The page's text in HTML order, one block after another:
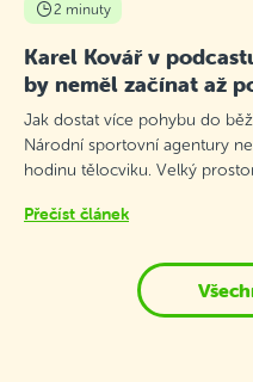
2 minuty
Karel Kovář v
by neměl začínat až
Jak dostat více pohybu do
Národní sportovní agentury
hodinu tělocviku. Velký
Přečíst článek